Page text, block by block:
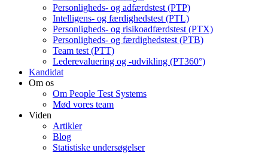
Personligheds- og adfærdstest (PTP)
Intelligens- og færdighedstest (PTL)
Personligheds- og risikoadfærdstest (PTX)
Personligheds- og færdighedstest (PTB)
Team test (PTT)
Lederevaluering og -udvikling (PT360°)
Kandidat
Om os
Om People Test Systems
Mød vores team
Viden
Artikler
Blog
Statistiske undersøgelser